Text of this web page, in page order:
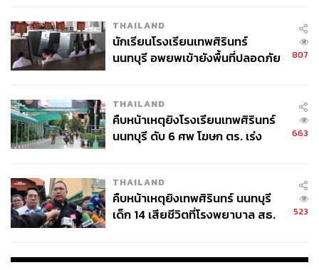
THAILAND
นักเรียนโรงเรียนเทพศิรินทร์
นนทบุรี อพยพเข้ายังพื้นที่ปลอดภัย
807
THAILAND
คืบหน้าเหตุยิงโรงเรียนเทพศิรินทร์
นนทบุรี ดับ 6 ศพ โฆษก ตร. เร่ง
663
THAILAND
คืบหน้าเหตุยิงเทพศิรินทร์ นนทบุรี
เด็ก 14 เสียชีวิตที่โรงพยาบาล สธ.
523